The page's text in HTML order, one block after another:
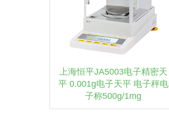
上海恒平JA5003电子精密天
平 0.001g电子天平 电子秤电
子称500g/1mg